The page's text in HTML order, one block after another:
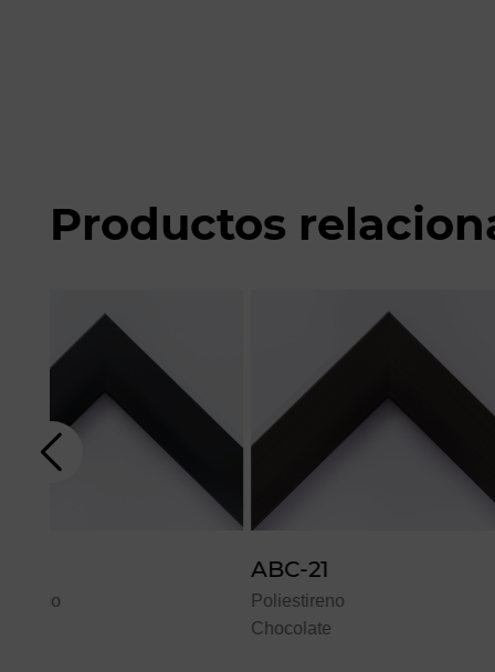
Productos
Poliestireno
Poliestireno